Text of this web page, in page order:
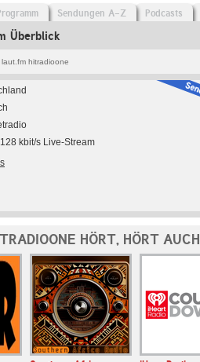
Sendungen A-Z Podcasts
Überblick
hitradioone
kbit/s Live-Stream
HÖRT, HÖRT AUCH